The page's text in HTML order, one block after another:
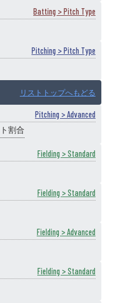
Batting > Pitch Type
Pitching > Pitch Type
リストトップへもどる
Pitching > Advanced
割合
Fielding > Standard
Fielding > Standard
Fielding > Advanced
Fielding > Standard